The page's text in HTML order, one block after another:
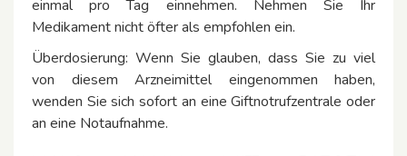
einmal pro Tag einnehmen. Nehmen Sie Ihr
Medikament nicht öfter als empfohlen ein.
Überdosierung: Wenn Sie glauben, dass Sie zu viel
von diesem Arzneimittel eingenommen haben,
wenden Sie sich sofort an eine Giftnotrufzentrale oder
an eine Notaufnahme.